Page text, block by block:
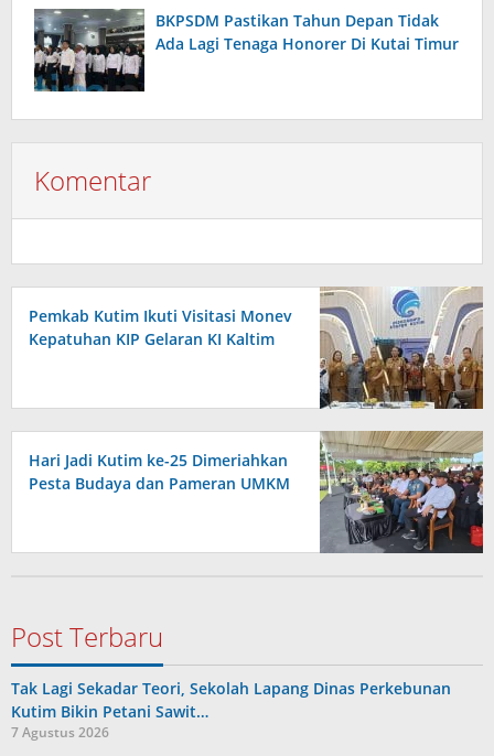
BKPSDM Pastikan Tahun Depan Tidak
Ada Lagi Tenaga Honorer Di Kutai Timur
Komentar
Pemkab Kutim Ikuti Visitasi Monev
Kepatuhan KIP Gelaran KI Kaltim
Hari Jadi Kutim ke-25 Dimeriahkan
Pesta Budaya dan Pameran UMKM
Post Terbaru
Tak Lagi Sekadar Teori, Sekolah Lapang Dinas Perkebunan
Kutim Bikin Petani Sawit…
7 Agustus 2026